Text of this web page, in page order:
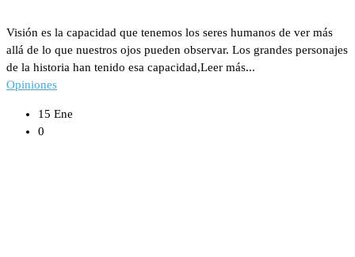
Visión es la capacidad que tenemos los seres humanos de ver más
allá de lo que nuestros ojos pueden observar. Los grandes personajes
de la historia han tenido esa capacidad,Leer más...
Opiniones
15 Ene
0